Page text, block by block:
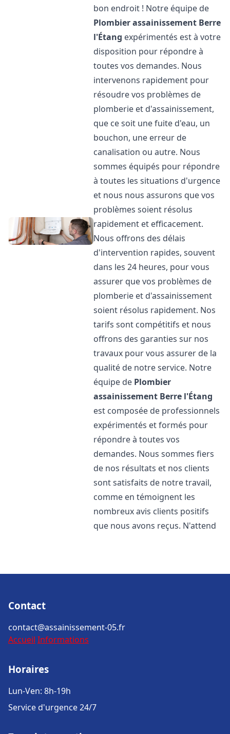
bon endroit ! Notre équipe de
Plombier assainissement Berre
l'Étang expérimentés est à votre
disposition pour répondre à
toutes vos demandes. Nous
intervenons rapidement pour
résoudre vos problèmes de
plomberie et d'assainissement,
que ce soit une fuite d'eau, un
bouchon, une erreur de
canalisation ou autre. Nous
sommes équipés pour répondre
à toutes les situations d'urgence
et nous nous assurons que vos
problèmes soient résolus
rapidement et efficacement.
Nous offrons des délais
d'intervention rapides, souvent
dans les 24 heures, pour vous
assurer que vos problèmes de
plomberie et d'assainissement
soient résolus rapidement. Nos
tarifs sont compétitifs et nous
offrons des garanties sur nos
travaux pour vous assurer de la
qualité de notre service. Notre
équipe de Plombier
assainissement Berre l'Étang
est composée de professionnels
expérimentés et formés pour
répondre à toutes vos
demandes. Nous sommes fiers
de nos résultats et nos clients
sont satisfaits de notre travail,
comme en témoignent les
nombreux avis clients positifs
que nous avons reçus. N'attend
Contact
contact@assainissement-05.fr
Accueil Informations
Horaires
Lun-Ven: 8h-19h
Service d'urgence 24/7